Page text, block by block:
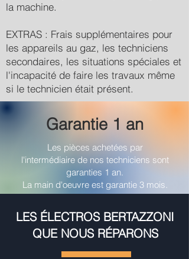
la machine.
EXTRAS : Frais supplémentaires pour
les appareils au gaz, les techniciens
secondaires, les situations spéciales et
l'incapacité de faire les travaux même
si le technicien était présent.
Garantie 1 an
Les pièces achetées par
l'intermédiaire de nos techniciens sont
garanties 1 an.
La main d'oeuvre est garantie 3 mois.
LES ÉLECTROS BERTAZZONI
QUE NOUS RÉPARONS